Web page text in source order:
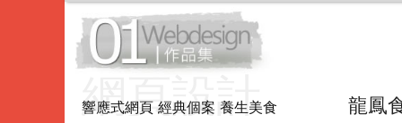
網頁設計.
響應式網頁 經典個案 養生美食
龍鳳